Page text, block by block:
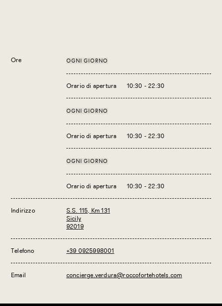
Ore OGNI GIORNO
Orario di apertura 10:30 - 22:30
OGNI GIORNO
Orario di apertura 10:30 - 22:30
OGNI GIORNO
Orario di apertura 10:30 - 22:30
Indirizzo
S.S. 115, Km 131
Sicily
92019
Telefono +39 0925998001
Email concierge.verdura@roccofortehotels.com